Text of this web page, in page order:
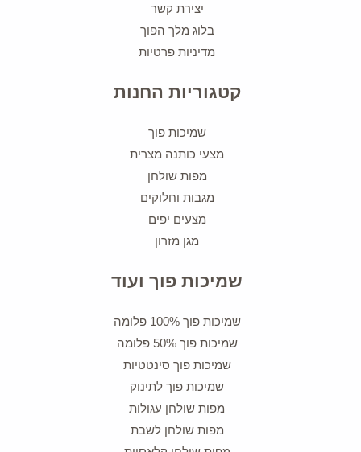
יצירת קשר
בלוג מלך הפוך
מדיניות פרטיות
קטגוריות החנות
שמיכות פוך
מצעי כותנה מצרית
מפות שולחן
מגבות וחלוקים
מצעים יפים
מגן מזרון
שמיכות פוך ועוד
שמיכות פוך 100% פלומה
שמיכות פוך 50% פלומה
שמיכות פוך סינטטיות
שמיכות פוך לתינוק
מפות שולחן עגולות
מפות שולחן לשבת